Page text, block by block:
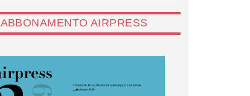
ABBONAMENTO AIRPRESS